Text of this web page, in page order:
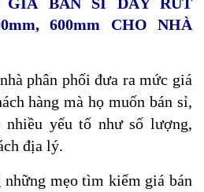
600mm CHO NHÀ
phân phối đưa ra mức giá
hàng mà họ muốn bán sỉ,
yếu tố như số lượng,
địa lý.
mẹo tìm kiếm giá bán